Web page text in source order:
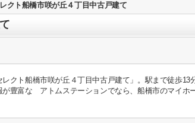
クト船橋市咲が丘４丁目中古戸建て
クト船橋市咲が丘４丁目中古戸建て」。駅まで徒歩13
豊富な アトムステーションでなら、船橋市のマイホ